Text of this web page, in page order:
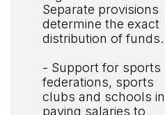
Separate provisions
determine the exact
distribution of funds.
- Support for sports
federations, sports
clubs and schools in
paying salaries to